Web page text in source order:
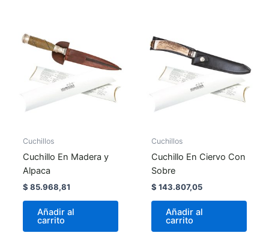
Cuchillos
Cuchillo En Madera y
Alpaca
$ 85.968,81
Añadir al
carrito
Cuchillos
Cuchillo En Ciervo Con
Sobre
$ 143.807,05
Añadir al
carrito